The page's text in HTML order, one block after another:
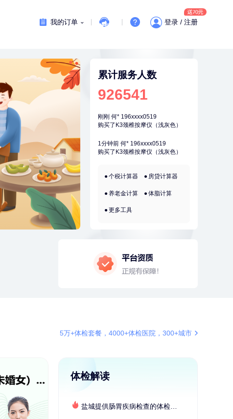
我的订单 登录 / 注册
累计服务人数
926541
成功预约了商务应酬体检（男）
成功预约了关怀老人B套餐
刚刚 何*
196xxxx0519
购买了K3颈椎按摩仪（浅灰色）
刚刚 何* 196xxxx0519
购买了K3颈椎按摩仪（浅灰色）
1分钟前 何* 196xxxx0519
购买了K3颈椎按摩仪（浅灰色）
成功预约了标准体检套餐（男）
2分钟前 肖** 159xxxx4211
购买了联创雅斯奶锅DF-CP103M
购买了美的体重秤 MO-CW5 白色
苗** 134xxxx6410
6分钟前 赵*
155xxxx7294
购买了油米有福B款
7分钟前 林** 187xxxx0819
150g*2
刚刚 柯** 134xxxx6569
个税计算器 房贷计算器
养老金计算 体脂计算
更多工具
5万+体检套餐，4000+体检医院，300+城市
体检解读
盐城提供肠胃疾病检查的体检套餐有哪些？体检机构有哪些选择？如何预约？